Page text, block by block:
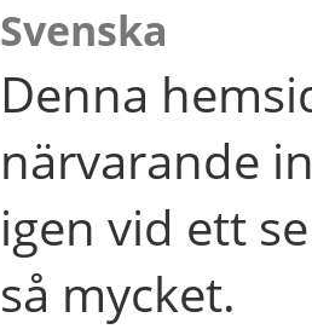
Svenska
Denna
närvarande
igen vid ett
så mycket.